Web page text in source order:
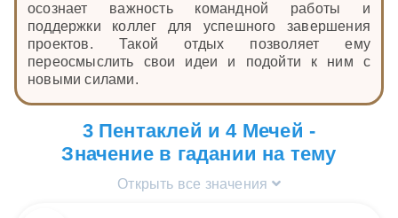
осознает важность командной работы и
поддержки коллег для успешного завершения
проектов. Такой отдых позволяет ему
переосмыслить свои идеи и подойти к ним с
новыми силами.
3 Пентаклей и 4 Мечей -
Значение в гадании на тему
Открыть все значения